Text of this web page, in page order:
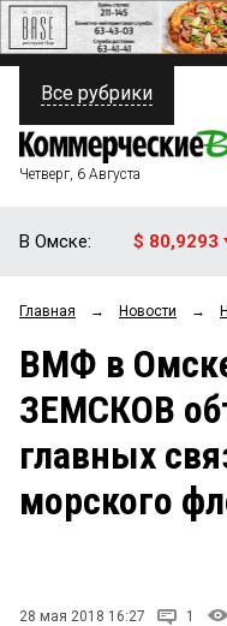
ПОЛИТИКА
ФИНАНСЫ
ОБЩЕСТВО
ЗАКОН
НОВОСТИ КОМПАНИЙ
Все рубрики
Четверг, 6 Августа
В Омске: $ 80,9293
Главная → Новости →
ВМФ в
ЗЕМСКОВ
главных
морского
28 мая 2018 16:27 1